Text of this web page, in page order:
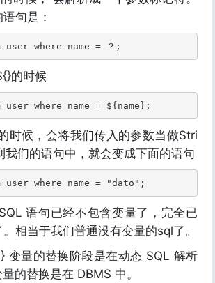
句是：
where name = ？;
的时候
where name = ${name};
时候，会将我们传入的参数当做Stri
我们的语句中，就会变成下面的语句
where name = "dato";
语句已经不包含变量了，完全已
相当于我们普通没有变量的sql了。
变量的替换阶段是在动态 SQL 解析
的替换是在 DBMS 中。